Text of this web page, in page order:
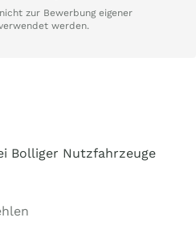
zur Bewerbung eigener
werden.
Bolliger Nutzfahrzeuge